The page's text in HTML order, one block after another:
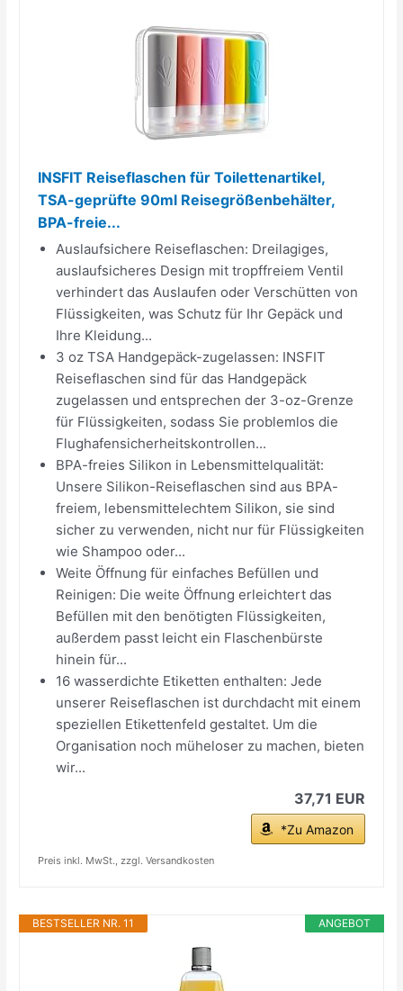
INSFIT Reiseflaschen für Toilettenartikel,
TSA-geprüfte 90ml Reisegrößenbehälter,
BPA-freie...
Auslaufsichere Reiseflaschen: Dreilagiges,
auslaufsicheres Design mit tropffreiem Ventil
verhindert das Auslaufen oder Verschütten von
Flüssigkeiten, was Schutz für Ihr Gepäck und
Ihre Kleidung...
3 oz TSA Handgepäck-zugelassen: INSFIT
Reiseflaschen sind für das Handgepäck
zugelassen und entsprechen der 3-oz-Grenze
für Flüssigkeiten, sodass Sie problemlos die
Flughafensicherheitskontrollen...
BPA-freies Silikon in Lebensmittelqualität:
Unsere Silikon-Reiseflaschen sind aus BPA-
freiem, lebensmittelechtem Silikon, sie sind
sicher zu verwenden, nicht nur für Flüssigkeiten
wie Shampoo oder...
Weite Öffnung für einfaches Befüllen und
Reinigen: Die weite Öffnung erleichtert das
Befüllen mit den benötigten Flüssigkeiten,
außerdem passt leicht ein Flaschenbürste
hinein für...
16 wasserdichte Etiketten enthalten: Jede
unserer Reiseflaschen ist durchdacht mit einem
speziellen Etikettenfeld gestaltet. Um die
Organisation noch müheloser zu machen, bieten
wir...
37,71 EUR
*Zu Amazon
Preis inkl. MwSt., zzgl. Versandkosten
ANGEBOT
BESTSELLER NR. 11